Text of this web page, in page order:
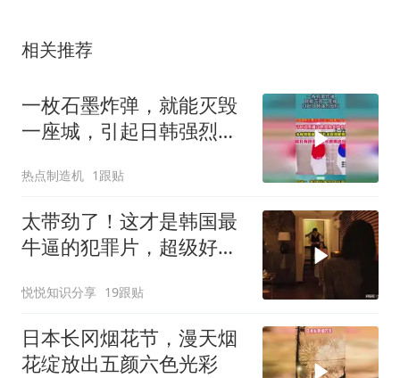
相关推荐
一枚石墨炸弹，就能灭毁
一座城，引起日韩强烈反
热点制造机 1跟贴
太带劲了！这才是韩国最
牛逼的犯罪片，超级好
悦悦知识分享 19跟贴
日本长冈烟花节，漫天烟
花绽放出五颜六色光彩